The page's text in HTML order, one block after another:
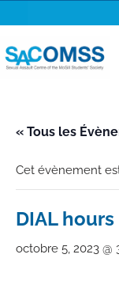
Aller
au
« Tous les
Cet évènement
DIAL hours
octobre 5, 2023 @